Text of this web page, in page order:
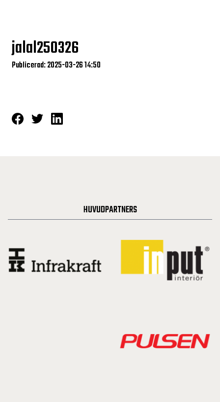
jalal250326
Publicerad: 2025-03-26 14:50
HUVUDPARTNERS